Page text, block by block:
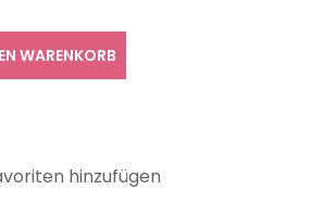
WARENKORB
hinzufügen